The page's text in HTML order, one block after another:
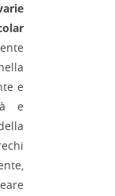
e
e